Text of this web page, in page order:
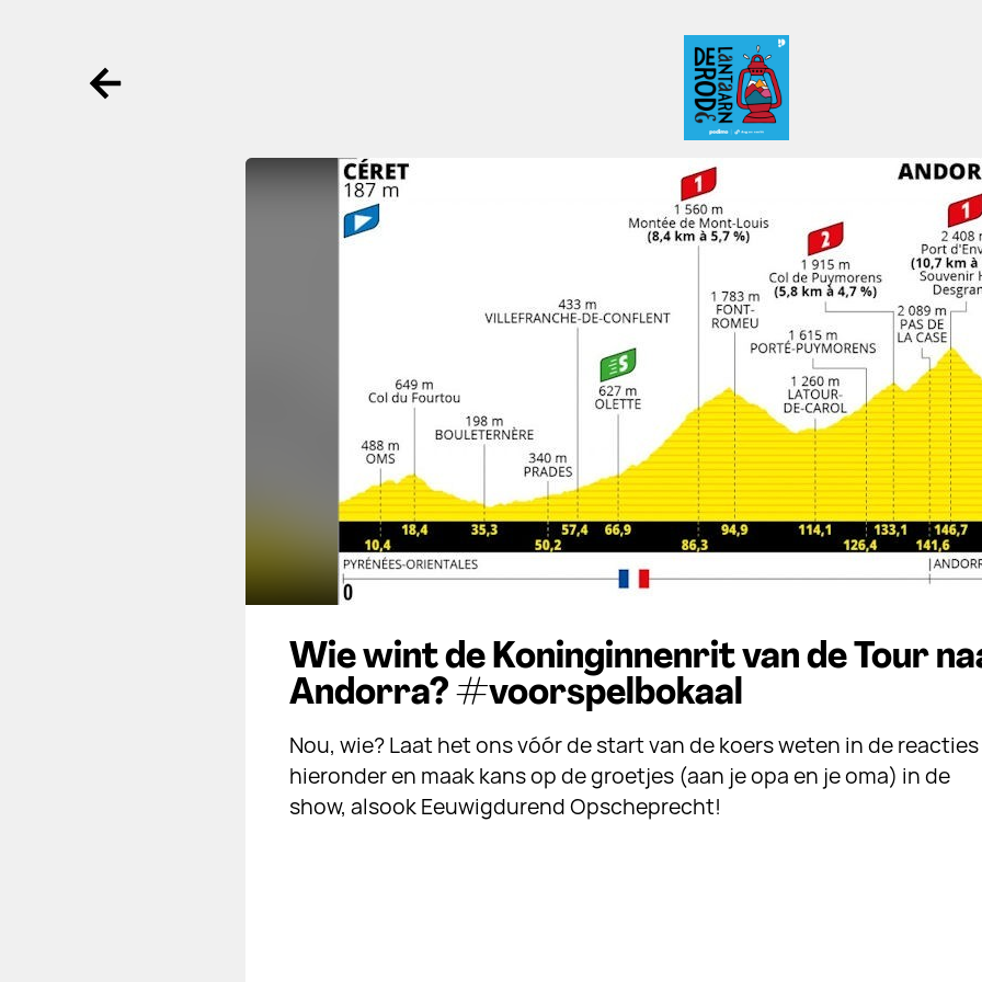
Ga terug
De Rode Lantaarn
Wie wint de Koninginnenrit van de Tour
Andorra? #voorspelbokaal
Nou, wie? Laat het ons vóór de start van de koers weten in de reacties
hieronder en maak kans op de groetjes (aan je opa en je oma) in de
show, alsook Eeuwigdurend Opscheprecht!